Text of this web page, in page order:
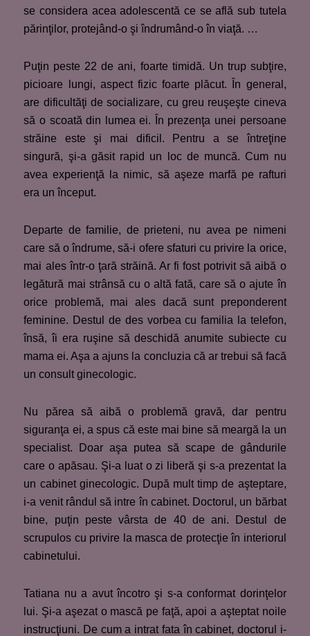
se considera acea adolescentă ce se află sub tutela
părinţilor, protejând-o şi îndrumând-o în viaţă. …
Puţin peste 22 de ani, foarte timidă. Un trup subţire,
picioare lungi, aspect fizic foarte plăcut. În general,
are dificultăţi de socializare, cu greu reuşeşte cineva
să o scoată din lumea ei. În prezenţa unei persoane
străine este şi mai dificil. Pentru a se întreţine
singură, şi-a găsit rapid un loc de muncă. Cum nu
avea experienţă la nimic, să aşeze marfă pe rafturi
era un început.
Departe de familie, de prieteni, nu avea pe nimeni
care să o îndrume, să-i ofere sfaturi cu privire la orice,
mai ales într-o ţară străină. Ar fi fost potrivit să aibă o
legătură mai strânsă cu o altă fată, care să o ajute în
orice problemă, mai ales dacă sunt preponderent
feminine. Destul de des vorbea cu familia la telefon,
însă, îi era ruşine să deschidă anumite subiecte cu
mama ei. Aşa a ajuns la concluzia că ar trebui să facă
un consult ginecologic.
Nu părea să aibă o problemă gravă, dar pentru
siguranţa ei, a spus că este mai bine să meargă la un
specialist. Doar aşa putea să scape de gândurile
care o apăsau. Şi-a luat o zi liberă şi s-a prezentat la
un cabinet ginecologic. După mult timp de aşteptare,
i-a venit rândul să intre în cabinet. Doctorul, un bărbat
bine, puţin peste vârsta de 40 de ani. Destul de
scrupulos cu privire la masca de protecţie în interiorul
cabinetului.
Tatiana nu a avut încotro şi s-a conformat dorinţelor
lui. Şi-a aşezat o mască pe faţă, apoi a aşteptat noile
instrucţiuni. De cum a intrat fata în cabinet, doctorul i-